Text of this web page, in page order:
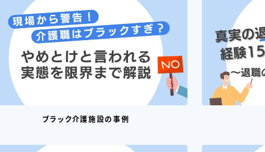
ブラック介護施設の事例